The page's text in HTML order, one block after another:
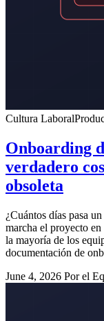
Cultura Laboral
Onboarding
verdadero
obsoleta
¿Cuántos días pasa
marcha el proyecto
la mayoría de los
documentación de
June 4, 2026 Por el